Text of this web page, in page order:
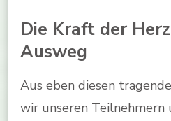
Die Kraft der
Ausweg
Aus eben diesen
wir unseren Teilnehmern